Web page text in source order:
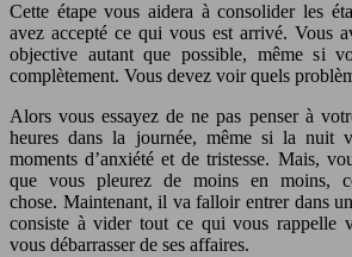
Cette étape vous aidera à consolider les
avez accepté ce qui vous est arrivé. Vous
objective autant que possible, même si
complètement. Vous devez voir quels
Alors vous essayez de ne pas penser à
heures dans la journée, même si la nuit
moments d’anxiété et de tristesse. Mais,
que vous pleurez de moins en moins,
chose. Maintenant, il va falloir entrer dans
consiste à vider tout ce qui vous rappelle
vous débarrasser de ses affaires.